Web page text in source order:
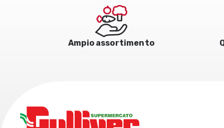
Ampio assortimento